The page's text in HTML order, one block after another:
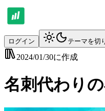
ログイン テーマを切
2024/01/30に作成
名刺代わり